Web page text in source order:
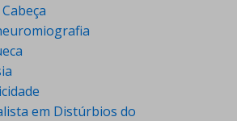
em Distúrbios do